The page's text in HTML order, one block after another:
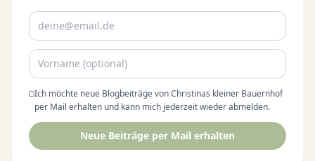
Ich möchte neue Blogbeiträge von Christinas kleiner Bauernhof
per Mail erhalten und kann mich jederzeit wieder abmelden.
Neue Beiträge per Mail erhalten